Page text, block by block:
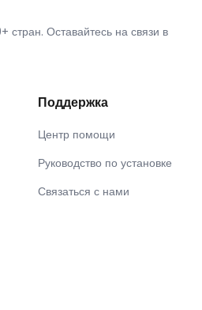
стран. Оставайтесь на связи в
Поддержка
Центр помощи
Руководство по установке
Связаться с нами